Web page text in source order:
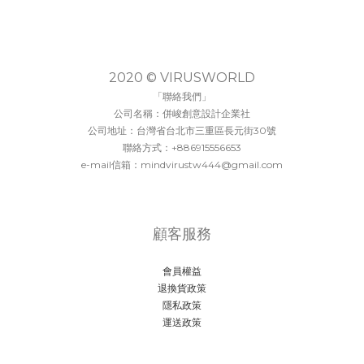
2020 © VIRUSWORLD
「聯絡我們」
公司名稱：併峻創意設計企業社
公司地址：台灣省台北市三重區長元街30號
聯絡方式：+886915556653
e-mail信箱：mindvirustw444@gmail.com
顧客服務
會員權益
退換貨政策
隱私政策
運送政策